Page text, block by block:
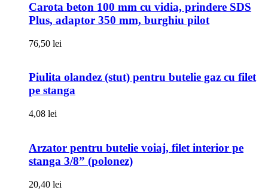
Carota beton 100 mm cu vidia, prindere SDS
Plus, adaptor 350 mm, burghiu pilot
76,50 lei
Piulita olandez (stut) pentru butelie gaz cu filet
pe stanga
4,08 lei
Arzator pentru butelie voiaj, filet interior pe
stanga 3/8” (polonez)
20,40 lei